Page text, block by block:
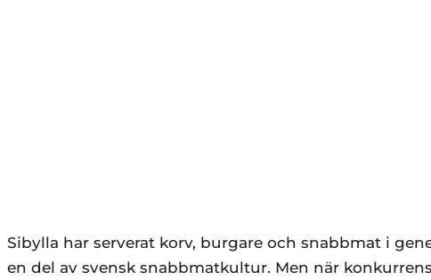
Sibylla har serverat korv, burgare och snabbmat i
en del av svensk snabbmatkultur. Men när